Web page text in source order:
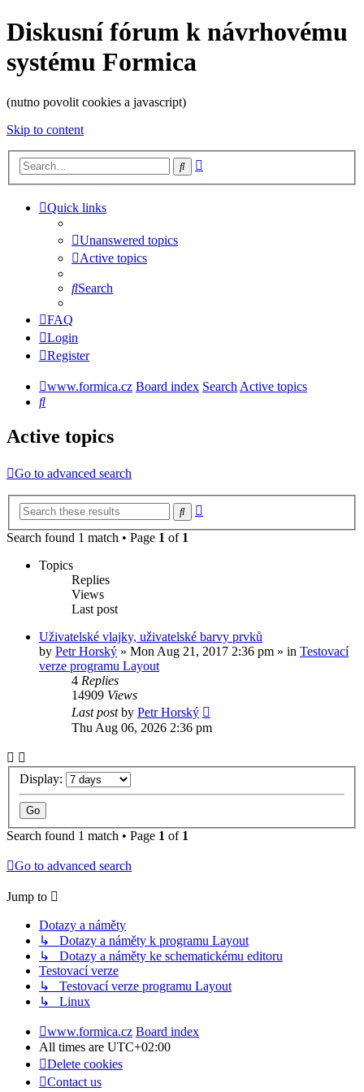
Diskusní fórum k návrhovému
systému Formica
(nutno povolit cookies a javascript)
Skip to content
Search
Quick links
Unanswered topics
Active topics
Search
FAQ
Login
Register
www.formica.cz Board index SearchActive topics
Search
Active topics
Go to advanced search
Search
Search found 1 match • Page 1 of 1
Topics
Replies
Views
Last post
Uživatelské vlajky, uživatelské barvy prvků
by Petr Horský » Mon Aug 21, 2017 2:36 pm » in Testovací
verze programu Layout
4 Replies
14909 Views
Last postby Petr Horský
Thu Aug 06, 2026 2:36 pm
Display:
Search found 1 match • Page 1 of 1
Go to advanced search
Jump to
Dotazy a náměty
↳ Dotazy a náměty k programu Layout
↳ Dotazy a náměty ke schematickému editoru
Testovací verze
↳ Testovací verze programu Layout
↳ Linux
www.formica.cz Board index
All times are UTC+02:00
Delete cookies
Contact us